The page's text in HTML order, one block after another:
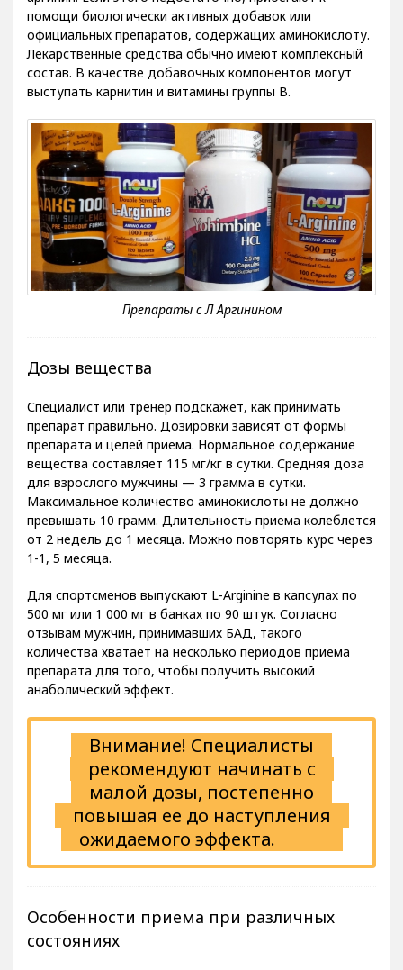
помощи биологически активных добавок или
официальных препаратов, содержащих аминокислоту.
Лекарственные средства обычно имеют комплексный
состав. В качестве добавочных компонентов могут
выступать карнитин и витамины группы В.
Дозы вещества
Специалист или тренер подскажет, как принимать
препарат правильно. Дозировки зависят от формы
препарата и целей приема. Нормальное содержание
вещества составляет 115 мг/кг в сутки. Средняя доза
для взрослого мужчины — 3 грамма в сутки.
Максимальное количество аминокислоты не должно
превышать 10 грамм. Длительность приема колеблется
от 2 недель до 1 месяца. Можно повторять курс через
1-1, 5 месяца.
Для спортсменов выпускают L-Arginine в капсулах по
500 мг или 1 000 мг в банках по 90 штук. Согласно
отзывам мужчин, принимавших БАД, такого
количества хватает на несколько периодов приема
препарата для того, чтобы получить высокий
анаболический эффект.
Внимание! Специалисты
рекомендуют начинать с
малой дозы, постепенно
повышая ее до наступления
ожидаемого эффекта.
Особенности приема при различных
состояниях